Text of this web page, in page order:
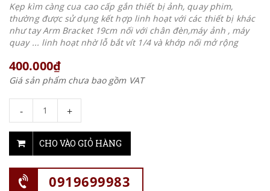
Kẹp kìm càng cua cao cấp gắn thiết bị ảnh, quay phim,
thường được sử dụng kết hợp linh hoạt với các thiết bị khác
như tay Arm Bracket 19cm nối với chân đèn,máy ảnh , máy
quay ... linh hoạt nhờ lỗ bắt vít 1/4 và khớp nối mở rộng
400.000₫
Giá sản phẩm chưa bao gồm VAT
- +
CHO VÀO GIỎ HÀNG
0919699983